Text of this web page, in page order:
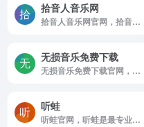
拾音人音乐网
拾音人音乐网官网，拾音人音乐MV下载网分享提供好看的高清MV免费迅雷下载地址及无广告播放，使用MV音乐下载解析工具快速获取高清MV音乐下载地址，高清MV下载，车载MV音乐下载，高清MV免费下载网站。
无损音乐免费下载
无损音乐免费下载官网，魅力音乐网，为您带最新最全的免费无损音乐下载。收录有大量flac，ape，wav，dsd，dts等格式的无损音乐，每首无损音乐都是精心挑选，无损音乐免费下载就来魅力音乐下载网。
听蛙
听蛙官网，听蛙是最专业的纯音乐社区，专注于分享好听的纯音乐，轻音乐，钢琴曲，新世纪音乐，背景音乐，提供在线试听，MP3下载，排行榜